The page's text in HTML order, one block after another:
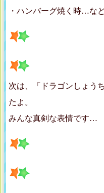
・ハンバーグ焼く時…な
次は、「ドラゴンしょう
たよ。
みんな真剣な表情です…